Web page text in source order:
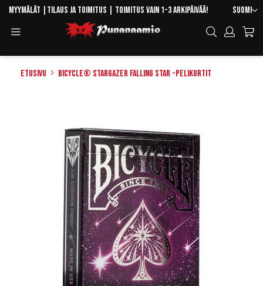
Skip
Content
Kieli
Suomi
Myymälät Tilaus ja toimitus | Toimitus vain 1-3 arkipäivää!
Hae
Etusivu Bicycle® Stargazer Falling Star -pelikortit